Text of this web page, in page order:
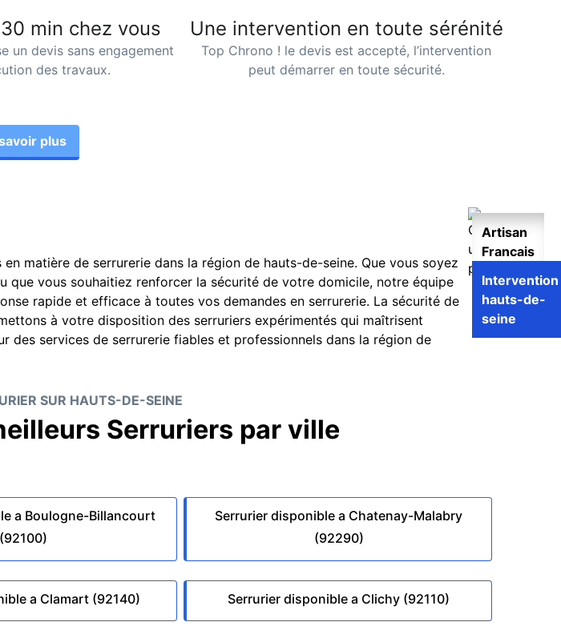
min chez vous
un devis sans engagement
des travaux.
Une intervention en toute sérénité
Top Chrono ! le devis est accepté, l’intervention
peut démarrer en toute sécurité.
plus
matière de serrurerie dans la région de hauts-de-seine. Que vous soyez
vous souhaitiez renforcer la sécurité de votre domicile, notre équipe
rapide et efficace à toutes vos demandes en serrurerie. La sécurité de
à votre disposition des serruriers expérimentés qui maîtrisent
des services de serrurerie fiables et professionnels dans la région de
Artisan
Francais
Intervention
hauts-de-
seine
SUR HAUTS-DE-SEINE
Serruriers par ville
a Boulogne-Billancourt
(92100)
Serrurier disponible a Chatenay-Malabry
(92290)
a Clamart (92140) Serrurier disponible a Clichy (92110)